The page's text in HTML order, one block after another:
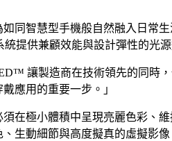
同智慧型手機般自然融入日常
提供兼顧效能與設計彈性的光源
讓製造商在技術領先的同時
應用的重要一步。」
在極小體積中呈現亮麗色彩
生動細節與高度擬真的虛擬影